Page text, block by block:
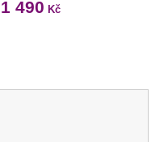
1 490 Kč